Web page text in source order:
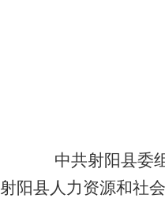
中共射阳县委
射阳县人力资源和社